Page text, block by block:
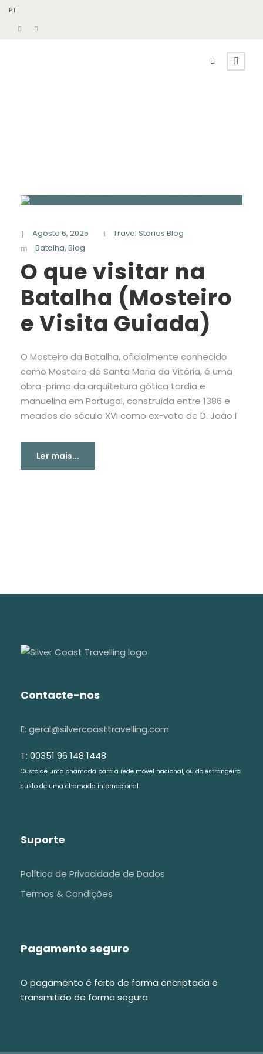
PT
Agosto 6, 2025
Travel Stories Blog
Batalha, Blog
O que visitar na
Batalha (Mosteiro
e Visita Guiada)
O Mosteiro da Batalha, oficialmente conhecido
como Mosteiro de Santa Maria da Vitória, é uma
obra-prima da arquitetura gótica tardia e
manuelina em Portugal, construída entre 1386 e
meados do século XVI como ex-voto de D. João I
Ler mais...
Contacte-nos
E: geral@silvercoasttravelling.com
T: 00351 96 148 1448
Custo de uma chamada para a rede móvel nacional, ou do estrangeiro:
custo de uma chamada internacional.
Suporte
Política de Privacidade de Dados
Termos & Condições
Pagamento seguro
O pagamento é feito de forma encriptada e
transmitido de forma segura